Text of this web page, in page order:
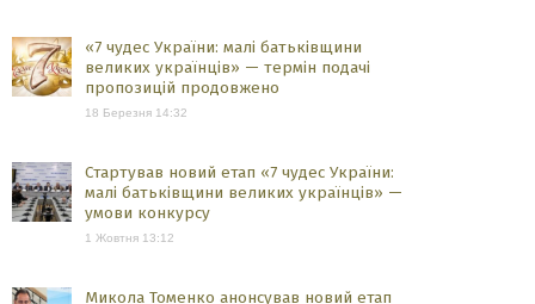
«7 чудес України: малі батьківщини
великих українців» — термін подачі
пропозицій продовжено
18 Березня 14:32
Стартував новий етап «7 чудес України:
малі батьківщини великих українців» —
умови конкурсу
1 Жовтня 13:12
Микола Томенко анонсував новий етап